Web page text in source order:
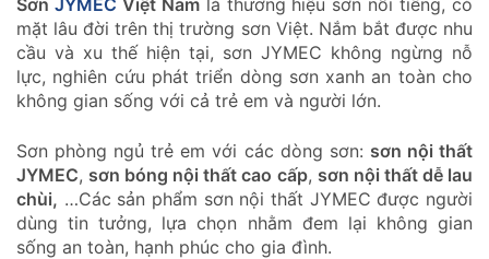
mặt lâu đời trên thị trường sơn Việt. Nắm bắt được nhu
cầu và xu thế hiện tại, sơn JYMEC không ngừng nỗ
lực, nghiên cứu phát triển dòng sơn xanh an toàn cho
không gian sống với cả trẻ em và người lớn.
Sơn phòng ngủ trẻ em với các dòng sơn: sơn nội thất
JYMEC, sơn bóng nội thất cao cấp, sơn nội thất dễ lau
chùi, …Các sản phẩm sơn nội thất JYMEC được người
dùng tin tưởng, lựa chọn nhằm đem lại không gian
sống an toàn, hạnh phúc cho gia đình.